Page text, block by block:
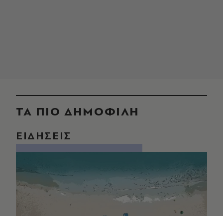
ΤΑ ΠΙΟ ΔΗΜΟΦΙΛΗ
ΕΙΔΗΣΕΙΣ